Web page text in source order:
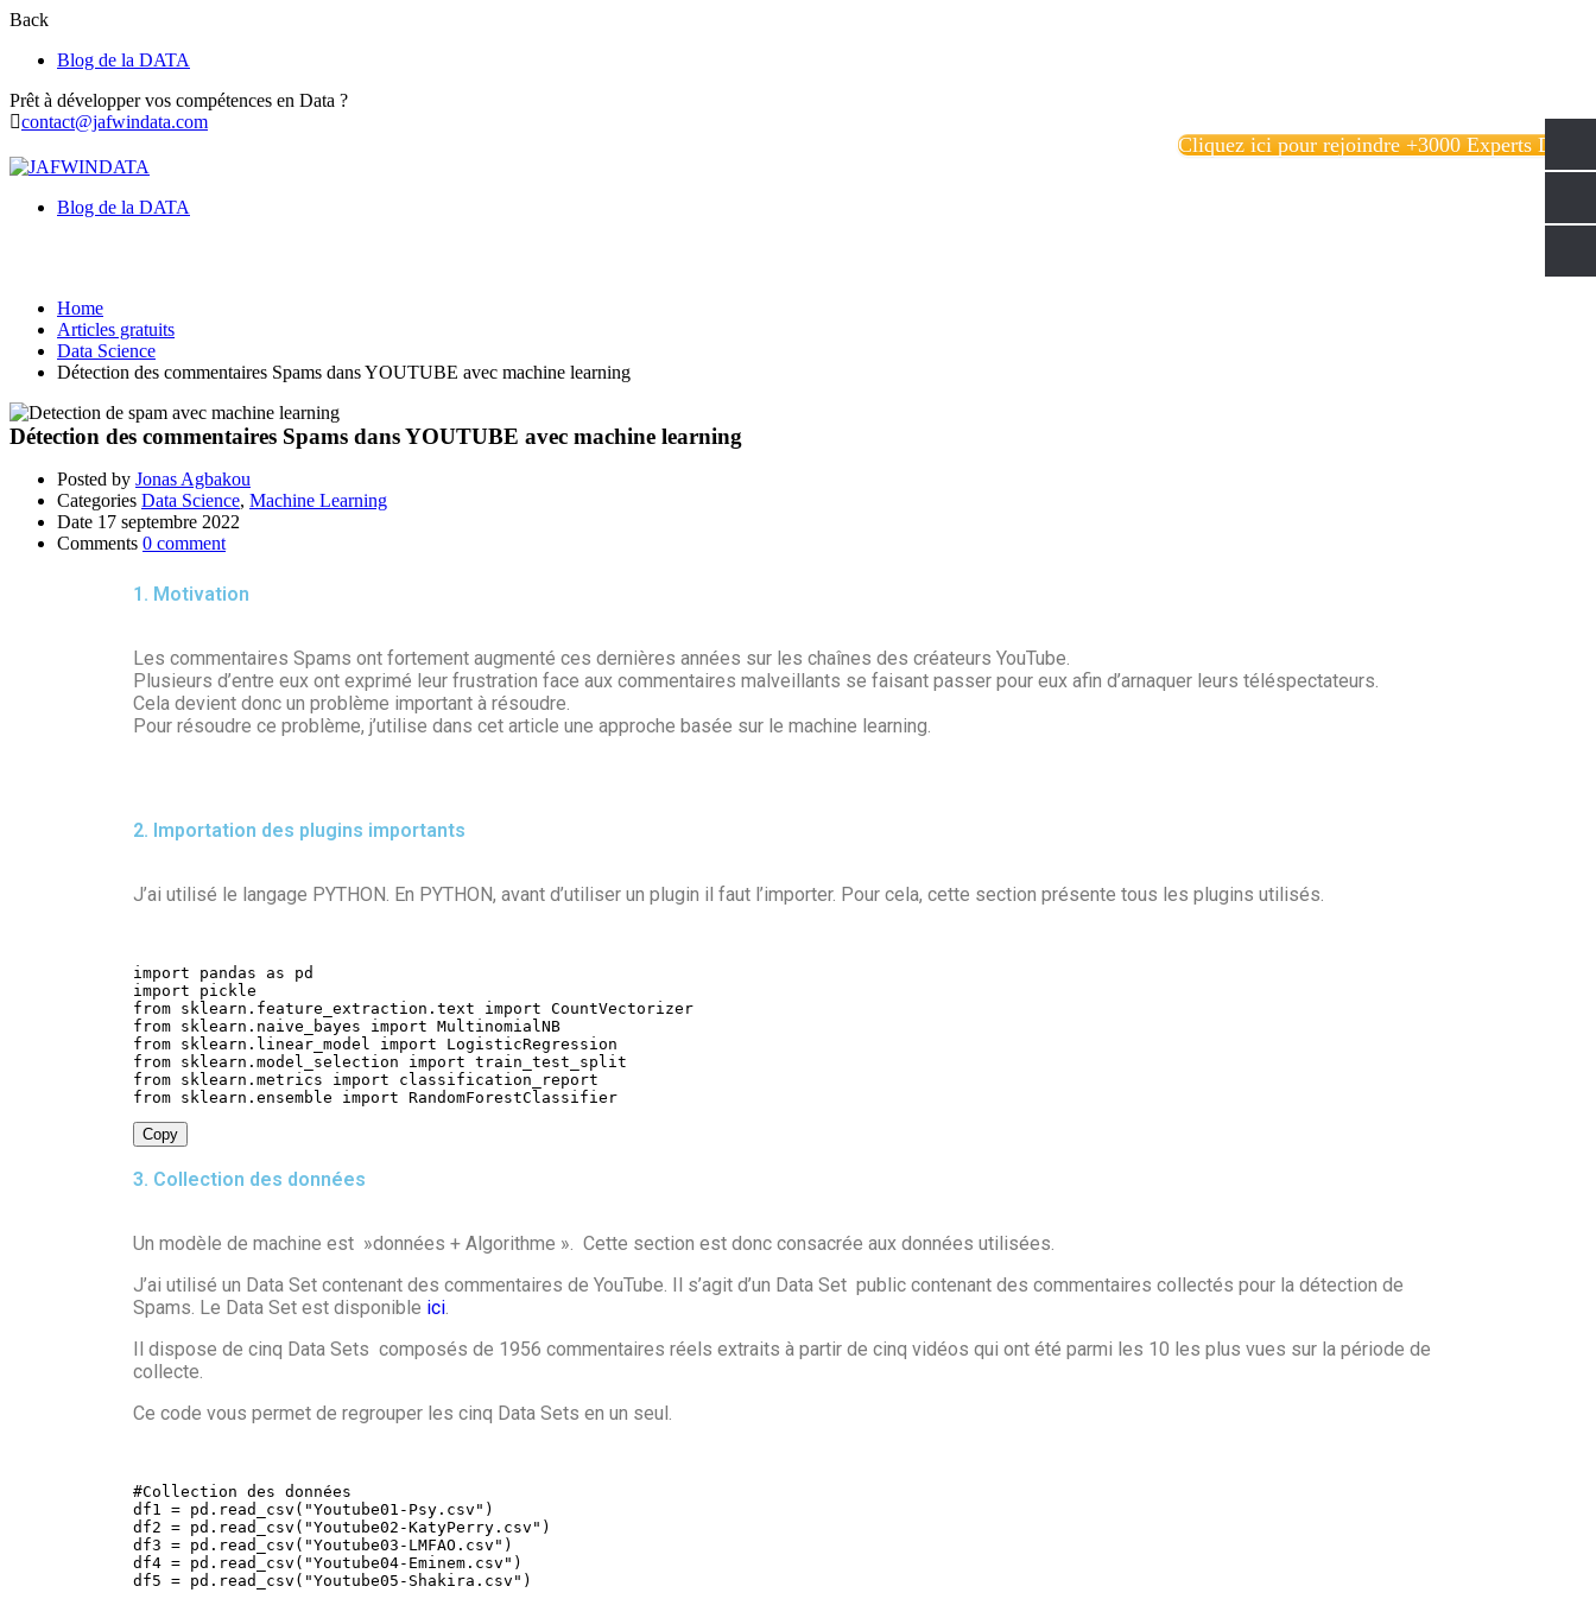
Back
Blog de la DATA
Prêt à développer vos compétences en Data ?
contact@jafwindata.com
Cliquez ici pour rejoindre +3000 Experts Data!
Blog de la DATA
Home
Articles gratuits
Data Science
Détection des commentaires Spams dans YOUTUBE avec machine learning
Détection des commentaires Spams dans YOUTUBE avec machine learning
Posted by Jonas Agbakou
Categories Data Science, Machine Learning
Date 17 septembre 2022
Comments 0 comment
1. Motivation
Les commentaires Spams ont fortement augmenté ces dernières années sur les chaînes des créateurs YouTube.
Plusieurs d’entre eux ont exprimé leur frustration face aux commentaires malveillants se faisant passer pour eux afin d’arnaquer leurs téléspectateurs.
Cela devient donc un problème important à résoudre.
Pour résoudre ce problème, j’utilise dans cet article une approche basée sur le machine learning.
2. Importation des plugins importants
J’ai utilisé le langage PYTHON. En PYTHON, avant d’utiliser un plugin il faut l’importer. Pour cela, cette section présente tous les plugins utilisés.
import pandas as
import
from sklearn . feature_extraction . text import
from sklearn . naive_bayes import
from sklearn . linear_model import
from sklearn . model_selection import
from sklearn . metrics import
from sklearn . ensemble import RandomForestClassifier
Copy
3. Collection des données
Un modèle de machine est »données + Algorithme ». Cette section est donc consacrée aux données utilisées.
J’ai utilisé un Data Set contenant des commentaires de YouTube. Il s’agit d’un Data Set public contenant des commentaires collectés pour la détection de
Spams. Le Data Set est disponible ici.
Il dispose de cinq Data Sets composés de 1956 commentaires réels extraits à partir de cinq vidéos qui ont été parmi les 10 les plus vues sur la période de
collecte.
Ce code vous permet de regrouper les cinq Data Sets en un seul.
#Collection des données
df1 = pd . read_csv ( "Youtube01-Psy.csv" )
df2 = pd . read_csv ( "Youtube02-KatyPerry.csv" )
df3 = pd . read_csv ( "Youtube03-LMFAO.csv" )
df4 = pd . read_csv ( "Youtube04-Eminem.csv" )
df5 = pd . read_csv ( "Youtube05-Shakira.csv" )